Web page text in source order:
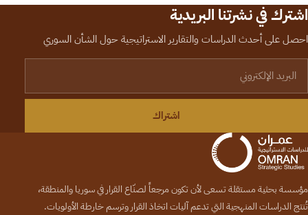
اشترك في نشرتنا البريدية
احصل على أحدث الدراسات والتقارير الاستراتيجية حول الشأن السوري
اشتراك
مؤسسة بحثية مستقلة تسعى لأن تكون مرجعاً لصنّاع القرار في سوريا والمنطقة،
تُنتج الدراسات المنهجية التي تدعم آليات اتخاذ القرار وترسم خارطة الأولويات.